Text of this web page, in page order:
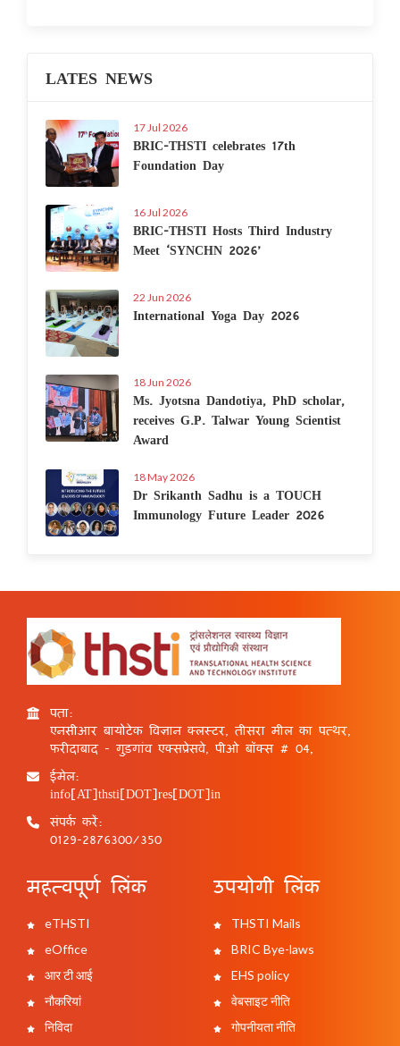
LATES NEWS
17 Jul 2026
BRIC-THSTI celebrates 17th
Foundation Day
16 Jul 2026
BRIC-THSTI Hosts Third Industry
Meet ‘SYNCHN 2026’
22 Jun 2026
International Yoga Day 2026
18 Jun 2026
Ms. Jyotsna Dandotiya, PhD scholar,
receives G.P. Talwar Young Scientist
Award
18 May 2026
Dr Srikanth Sadhu is a TOUCH
Immunology Future Leader 2026
पता:
एनसीआर बायोटेक विज्ञान क्लस्टर, तीसरा मील का पत्थर,
फरीदाबाद - गुड़गांव एक्सप्रेसवे, पीओ बॉक्स # 04,
ईमेल:
info[AT]thsti[DOT]res[DOT]in
संपर्क करें:
0129-2876300/350
महत्वपूर्ण लिंक
eTHSTI
eOffice
आर टी आई
नौकरियां
निविदा
उपयोगी लिंक
THSTI Mails
BRIC Bye-laws
EHS policy
वेबसाइट नीति
गोपनीयता नीति